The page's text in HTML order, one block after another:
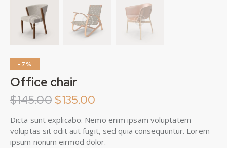
-7%
Office chair
$145.00 $135.00
Dicta sunt explicabo. Nemo enim ipsam voluptatem
voluptas sit odit aut fugit, sed quia consequuntur. Lorem
ipsum nonum eirmod dolor.